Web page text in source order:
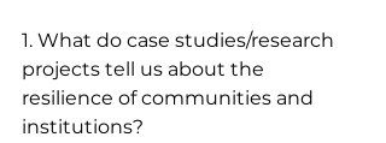
1. What do case studies/research
projects tell us about the
resilience of communities and
institutions?